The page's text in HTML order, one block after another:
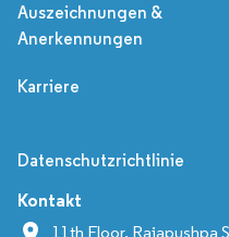
Auszeichnungen &
Anerkennungen
Karriere
Datenschutzrichtlinie
Kontakt
11th Floor, Rajapushpa